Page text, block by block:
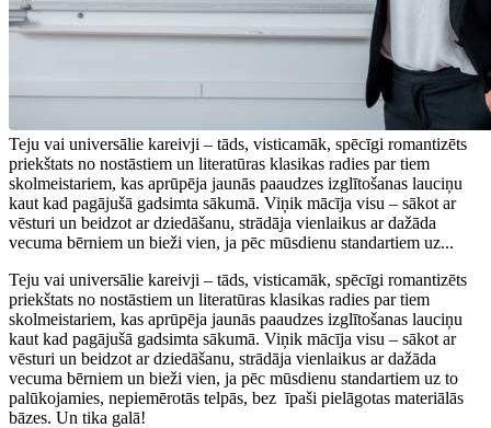
Teju vai universālie kareivji – tāds, visticamāk, spēcīgi romantizēts
priekštats no nostāstiem un literatūras klasikas radies par tiem
skolmeistariem, kas aprūpēja jaunās paaudzes izglītošanas lauciņu
kaut kad pagājušā gadsimta sākumā. Viņik mācīja visu – sākot ar
vēsturi un beidzot ar dziedāšanu, strādāja vienlaikus ar dažāda
vecuma bērniem un bieži vien, ja pēc mūsdienu standartiem uz...
Teju vai universālie kareivji – tāds, visticamāk, spēcīgi romantizēts
priekštats no nostāstiem un literatūras klasikas radies par tiem
skolmeistariem, kas aprūpēja jaunās paaudzes izglītošanas lauciņu
kaut kad pagājušā gadsimta sākumā. Viņik mācīja visu – sākot ar
vēsturi un beidzot ar dziedāšanu, strādāja vienlaikus ar dažāda
vecuma bērniem un bieži vien, ja pēc mūsdienu standartiem uz to
palūkojamies, nepiemērotās telpās, bez īpaši pielāgotas materiālās
bāzes. Un tika galā!